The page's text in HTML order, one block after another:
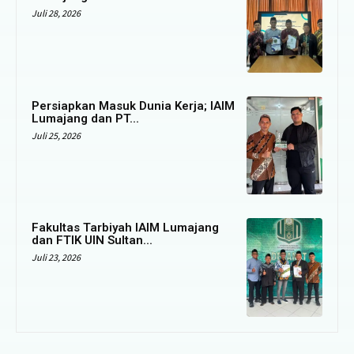
Juli 28, 2026
Persiapkan Masuk Dunia Kerja; IAIM
Lumajang dan PT...
Juli 25, 2026
Fakultas Tarbiyah IAIM Lumajang
dan FTIK UIN Sultan...
Juli 23, 2026